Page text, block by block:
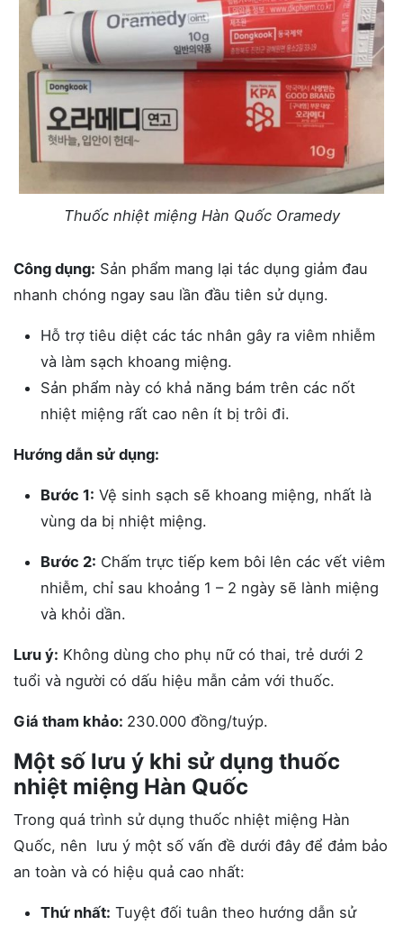
Thuốc nhiệt miệng Hàn Quốc Oramedy
Công dụng: Sản phẩm mang lại tác dụng giảm đau
nhanh chóng ngay sau lần đầu tiên sử dụng.
Hỗ trợ tiêu diệt các tác nhân gây ra viêm nhiễm
và làm sạch khoang miệng.
Sản phẩm này có khả năng bám trên các nốt
nhiệt miệng rất cao nên ít bị trôi đi.
Hướng dẫn sử dụng:
Bước 1: Vệ sinh sạch sẽ khoang miệng, nhất là
vùng da bị nhiệt miệng.
Bước 2: Chấm trực tiếp kem bôi lên các vết viêm
nhiễm, chỉ sau khoảng 1 – 2 ngày sẽ lành miệng
và khỏi dần.
Lưu ý: Không dùng cho phụ nữ có thai, trẻ dưới 2
tuổi và người có dấu hiệu mẫn cảm với thuốc.
Giá tham khảo: 230.000 đồng/tuýp.
Một số lưu ý khi sử dụng thuốc
nhiệt miệng Hàn Quốc
Trong quá trình sử dụng thuốc nhiệt miệng Hàn
Quốc, nên lưu ý một số vấn đề dưới đây để đảm bảo
an toàn và có hiệu quả cao nhất:
Thứ nhất: Tuyệt đối tuân theo hướng dẫn sử